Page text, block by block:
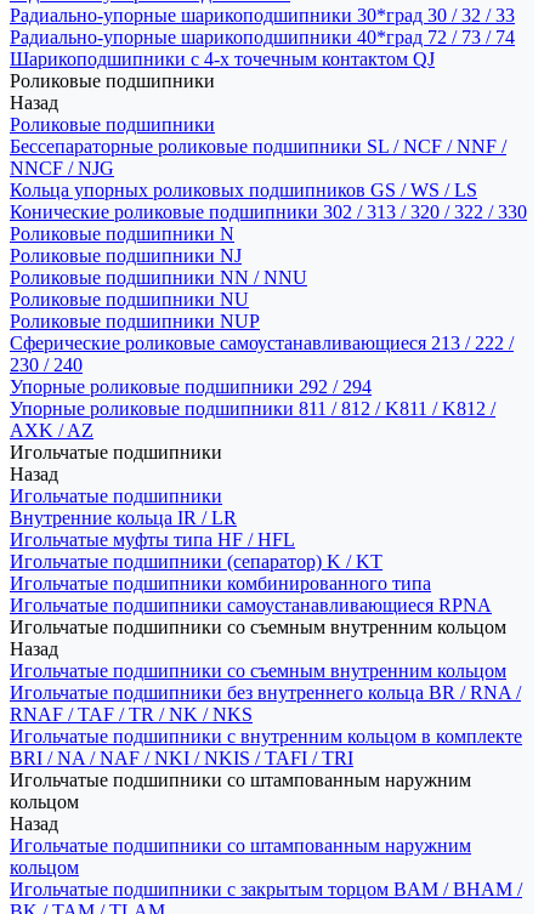
Радиально-упорные шарикоподшипники 30*град 30 / 32 / 33
Радиально-упорные шарикоподшипники 40*град 72 / 73 / 74
Шарикоподшипники с 4-х точечным контактом QJ
Роликовые подшипники
Назад
Роликовые подшипники
Бессепараторные роликовые подшипники SL / NCF / NNF /
NNCF / NJG
Кольца упорных роликовых подшипников GS / WS / LS
Конические роликовые подшипники 302 / 313 / 320 / 322 / 330
Роликовые подшипники N
Роликовые подшипники NJ
Роликовые подшипники NN / NNU
Роликовые подшипники NU
Роликовые подшипники NUP
Сферические роликовые самоустанавливающиеся 213 / 222 /
230 / 240
Упорные роликовые подшипники 292 / 294
Упорные роликовые подшипники 811 / 812 / K811 / K812 /
AXK / AZ
Игольчатые подшипники
Назад
Игольчатые подшипники
Внутренние кольца IR / LR
Игольчатые муфты типа HF / HFL
Игольчатые подшипники (сепаратор) K / KT
Игольчатые подшипники комбинированного типа
Игольчатые подшипники самоустанавливающиеся RPNA
Игольчатые подшипники со съемным внутренним кольцом
Назад
Игольчатые подшипники со съемным внутренним кольцом
Игольчатые подшипники без внутреннего кольца BR / RNA /
RNAF / TAF / TR / NK / NKS
Игольчатые подшипники с внутренним кольцом в комплекте
BRI / NA / NAF / NKI / NKIS / TAFI / TRI
Игольчатые подшипники со штампованным наружним
кольцом
Назад
Игольчатые подшипники со штампованным наружним
кольцом
Игольчатые подшипники с закрытым торцом BAM / BHAM /